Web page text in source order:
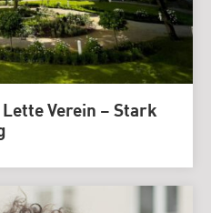
Verein – Stark